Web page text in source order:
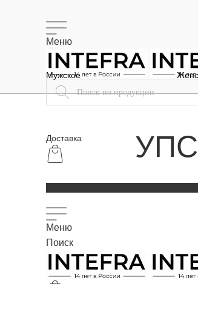
Меню
Доставка
Меню
Поиск
Мужское